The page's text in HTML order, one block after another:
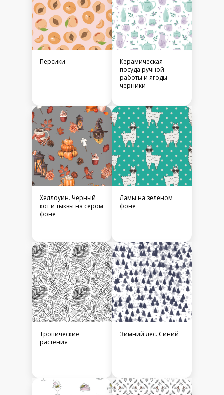
Персики
Керамическая
посуда ручной
работы и ягоды
черники
Хеллоуин. Черный
кот и тыквы на сером
фоне
Ламы на зеленом
фоне
Тропические
растения
Зимний лес. Синий